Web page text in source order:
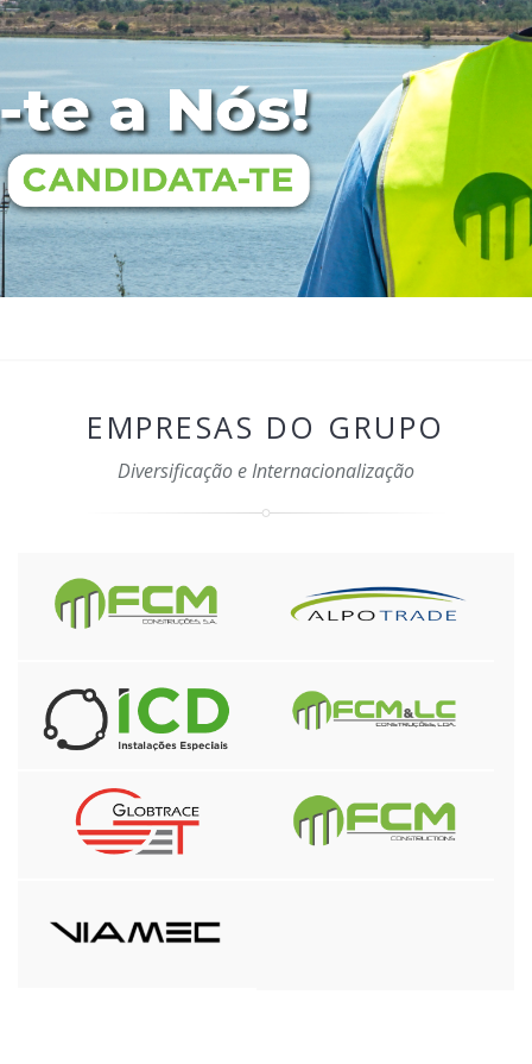
EMPRESAS DO GRUPO
Diversificação e Internacionalização